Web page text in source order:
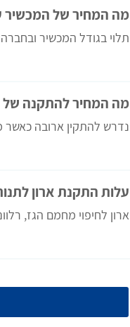
מה המחיר של המכשיר
תלוי בגודל המכשיר
מה המחיר להתקנה של
נדרש להתקין ארובה כאשר
עלות התקנת ארון
ארון לחיפוי מחמם הגז,